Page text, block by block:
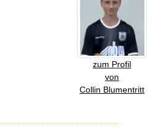
zum Profil
von
Collin Blumentritt